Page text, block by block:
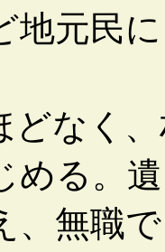
地元民
なく
める。
、無職